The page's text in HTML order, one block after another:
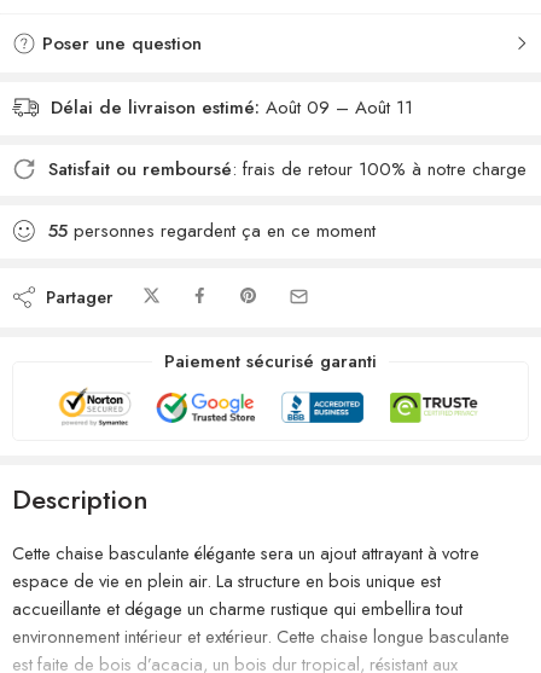
Poser une question
Délai de livraison estimé: Août 09 – Août 11
Satisfait ou remboursé: frais de retour 100% à notre charge
55 personnes regardent ça en ce moment
Partager
Paiement sécurisé garanti
Description
Cette chaise basculante élégante sera un ajout attrayant à votre
espace de vie en plein air. La structure en bois unique est
accueillante et dégage un charme rustique qui embellira tout
environnement intérieur et extérieur. Cette chaise longue basculante
est faite de bois d’acacia, un bois dur tropical, résistant aux